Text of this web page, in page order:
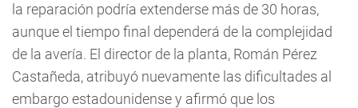
la reparación podría extenderse más de 30 horas,
aunque el tiempo final dependerá de la complejidad
de la avería. El director de la planta, Román Pérez
Castañeda, atribuyó nuevamente las dificultades al
embargo estadounidense y afirmó que los